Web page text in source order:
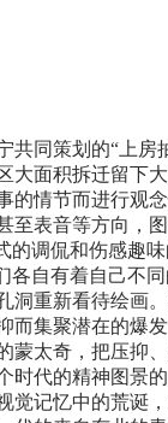
同策划的“上
面积拆迁留下
情节而进行观
表音等方向，
调侃和伤感趣
自有着自己不
重新看待绘画
集聚潜在的爆
太奇，把压抑
代的精神图景
记忆中的荒诞